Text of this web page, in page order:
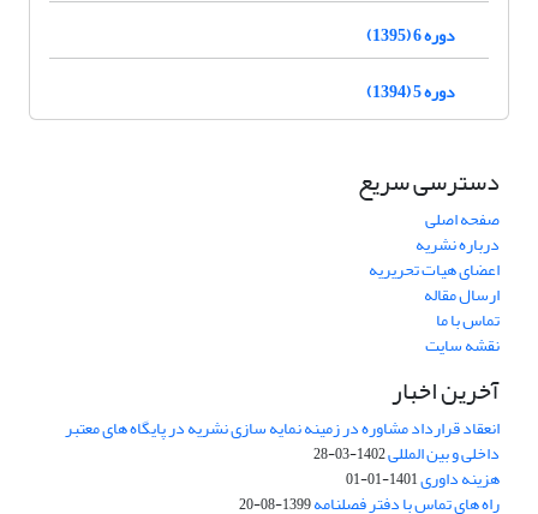
دوره 6 (1395)
دوره 5 (1394)
دسترسی سریع
صفحه اصلی
درباره نشریه
اعضای هیات تحریریه
ارسال مقاله
تماس با ما
نقشه سایت
آخرین اخبار
انعقاد قرارداد مشاوره در زمینه نمایه سازی نشریه در پایگاه های معتبر
داخلی و بین المللی1402-03-28
هزینه داوری1401-01-01
راه های تماس با دفتر فصلنامه1399-08-20